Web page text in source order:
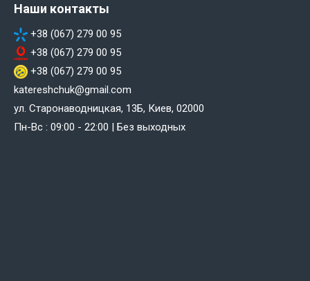
Наши контакты
+38 (067) 279 00 95
+38 (067) 279 00 95
+38 (067) 279 00 95
katereshchuk@gmail.com
ул. Старонаводницкая, 13Б, Киев, 02000
Пн-Вс : 09:00 - 22:00 | Без выходных